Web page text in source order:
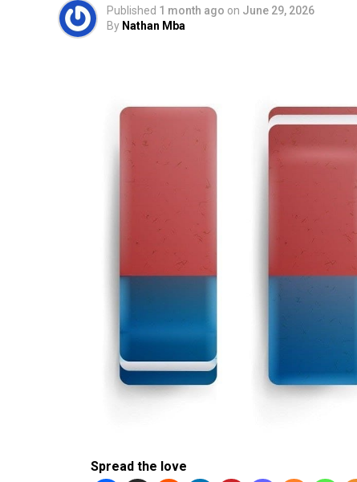
Published 1 month ago on June 29, 2026
By Nathan Mba
Spread the love